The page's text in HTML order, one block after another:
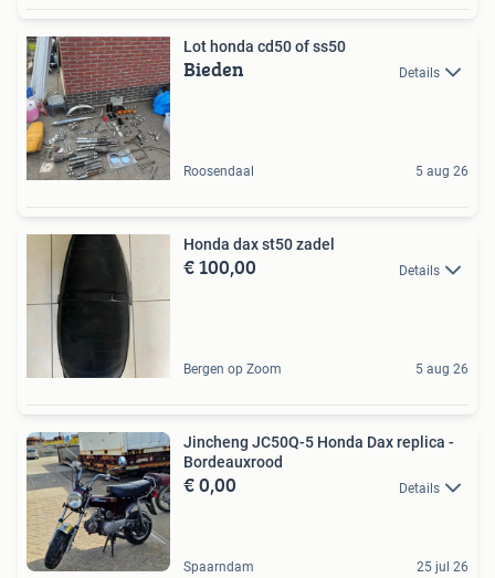
Lot honda cd50 of ss50
Bieden Details
Roosendaal 5 aug 26
Honda dax st50 zadel
€ 100,00 Details
Bergen op Zoom 5 aug 26
Jincheng JC50Q-5 Honda Dax replica -
Bordeauxrood
€ 0,00 Details
Spaarndam 25 jul 26